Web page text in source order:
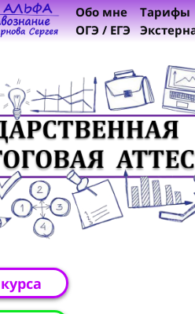
Обо мне
ОГЭ / ЕГЭ
Тарифы